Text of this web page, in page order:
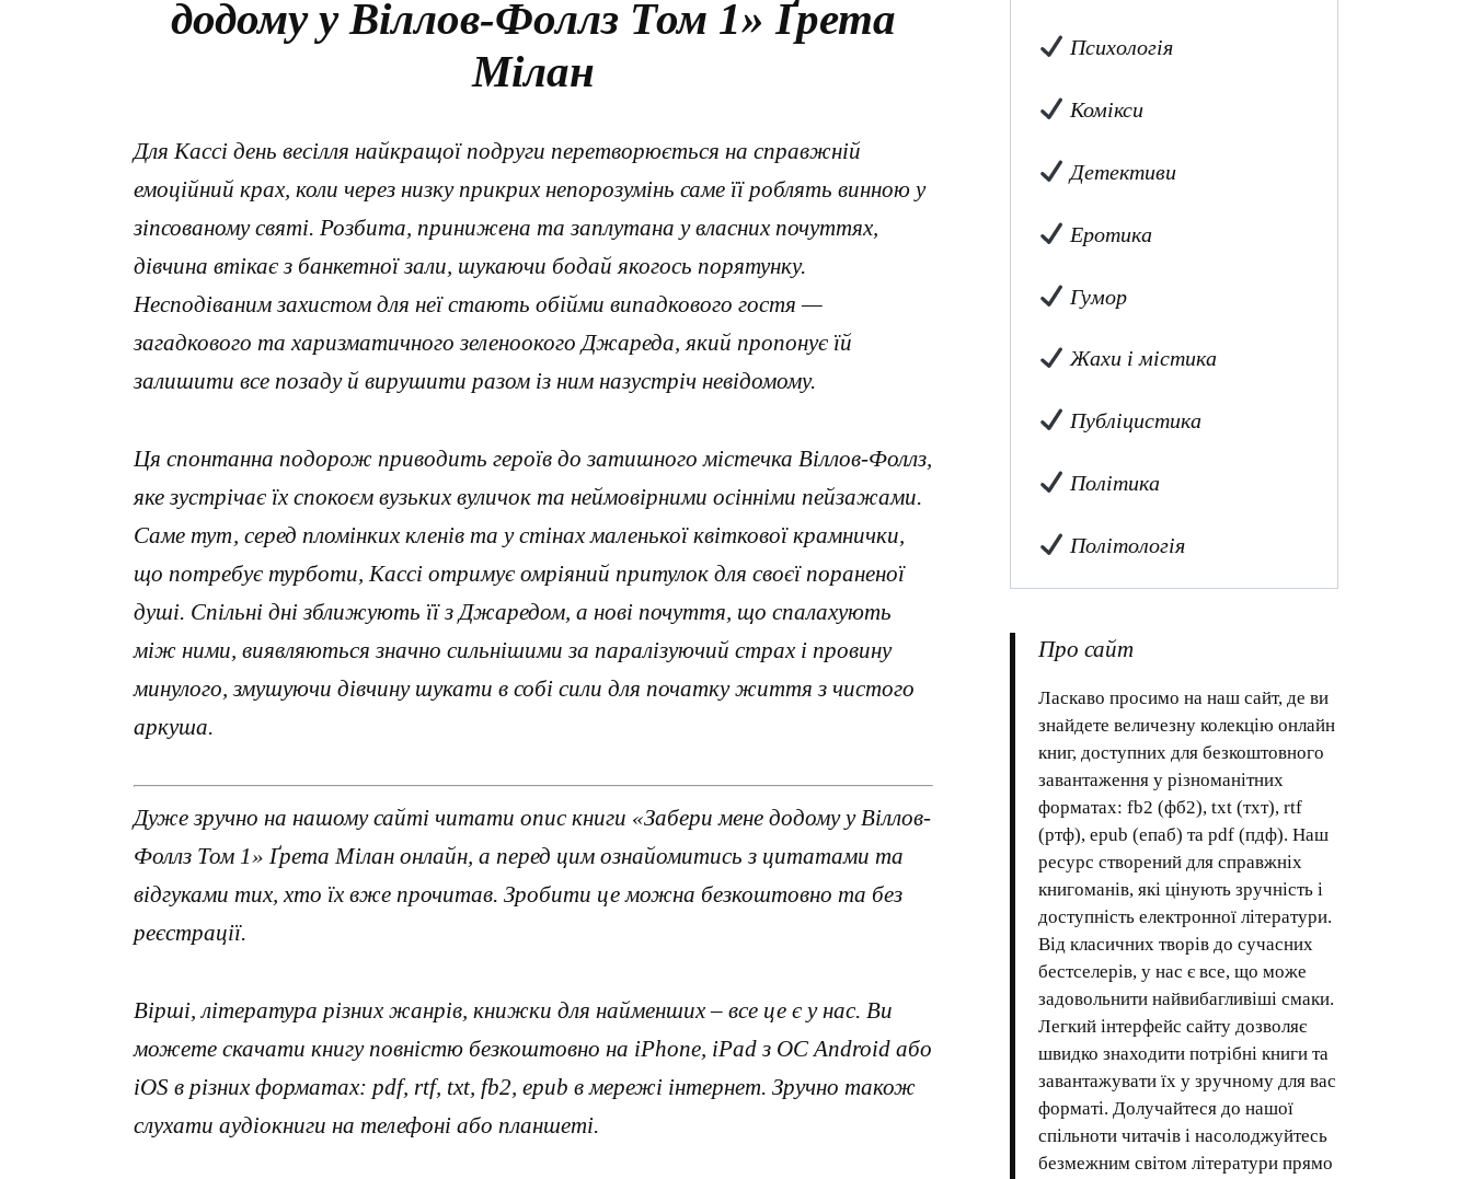
додому у Віллов-Фоллз Том 1» Ґрета
Мілан
Для Кассі день весілля найкращої подруги перетворюється на справжній
емоційний крах, коли через низку прикрих непорозумінь саме її роблять винною у
зіпсованому святі. Розбита, принижена та заплутана у власних почуттях,
дівчина втікає з банкетної зали, шукаючи бодай якогось порятунку.
Несподіваним захистом для неї стають обійми випадкового гостя —
загадкового та харизматичного зеленоокого Джареда, який пропонує їй
залишити все позаду й вирушити разом із ним назустріч невідомому.
Ця спонтанна подорож приводить героїв до затишного містечка Віллов-Фоллз,
яке зустрічає їх спокоєм вузьких вуличок та неймовірними осінніми пейзажами.
Саме тут, серед пломінких кленів та у стінах маленької квіткової крамнички,
що потребує турботи, Кассі отримує омріяний притулок для своєї пораненої
душі. Спільні дні зближують її з Джаредом, а нові почуття, що спалахують
між ними, виявляються значно сильнішими за паралізуючий страх і провину
минулого, змушуючи дівчину шукати в собі сили для початку життя з чистого
аркуша.
Дуже зручно на нашому сайті читати опис книги «Забери мене додому у Віллов-
Фоллз Том 1» Ґрета Мілан онлайн, а перед цим ознайомитись з цитатами та
відгуками тих, хто їх вже прочитав. Зробити це можна безкоштовно та без
реєстрації.
Вірші, література різних жанрів, книжки для найменших – все це є у нас. Ви
можете скачати книгу повністю безкоштовно на iPhone, iPad з ОС Android або
iOS в різних форматах: pdf, rtf, txt, fb2, epub в мережі інтернет. Зручно також
слухати аудіокниги на телефоні або планшеті.
Психологія
Комікси
Детективи
Еротика
Гумор
Жахи і містика
Публіцистика
Політика
Політологія
Про сайт
Ласкаво просимо на наш сайт, де ви
знайдете величезну колекцію онлайн
книг, доступних для безкоштовного
завантаження у різноманітних
форматах: fb2 (фб2), txt (тхт), rtf
(ртф), epub (епаб) та pdf (пдф). Наш
ресурс створений для справжніх
книгоманів, які цінують зручність і
доступність електронної літератури.
Від класичних творів до сучасних
бестселерів, у нас є все, що може
задовольнити найвибагливіші смаки.
Легкий інтерфейс сайту дозволяє
швидко знаходити потрібні книги та
завантажувати їх у зручному для вас
форматі. Долучайтеся до нашої
спільноти читачів і насолоджуйтесь
безмежним світом літератури прямо